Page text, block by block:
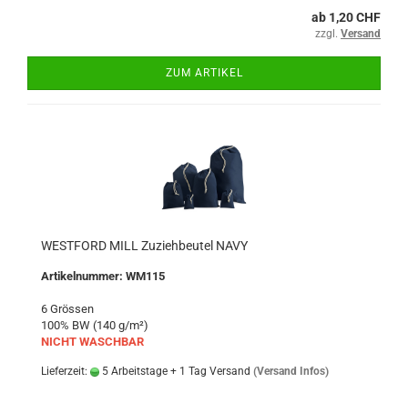
ab 1,20 CHF
zzgl. Versand
ZUM ARTIKEL
WESTFORD MILL Zuziehbeutel NAVY
Artikelnummer: WM115
6 Grössen
100% BW (140 g/m²)
NICHT WASCHBAR
Lieferzeit: 5 Arbeitstage + 1 Tag Versand (Versand Infos)